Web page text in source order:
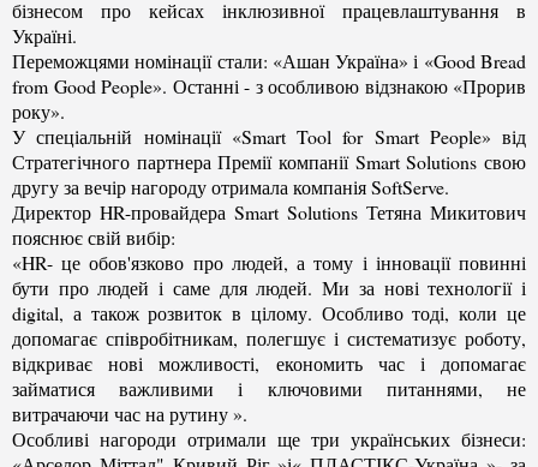
бізнесом про кейсах інклюзивної працевлаштування в
Україні.
Переможцями номінації стали: «Ашан Україна» і «Good Bread
from Good People». Останні - з особливою відзнакою «Прорив
року».
У спеціальній номінації «Smart Tool for Smart People» від
Стратегічного партнера Премії компанії Smart Solutions свою
другу за вечір нагороду отримала компанія SoftServe.
Директор HR-провайдера Smart Solutions Тетяна Микитович
пояснює свій вибір:
«HR- це обов'язково про людей, а тому і інновації повинні
бути про людей і саме для людей. Ми за нові технології і
digital, а також розвиток в цілому. Особливо тоді, коли це
допомагає співробітникам, полегшує і систематизує роботу,
відкриває нові можливості, економить час і допомагає
займатися важливими і ключовими питаннями, не
витрачаючи час на рутину ».
Особливі нагороди отримали ще три українських бізнеси: